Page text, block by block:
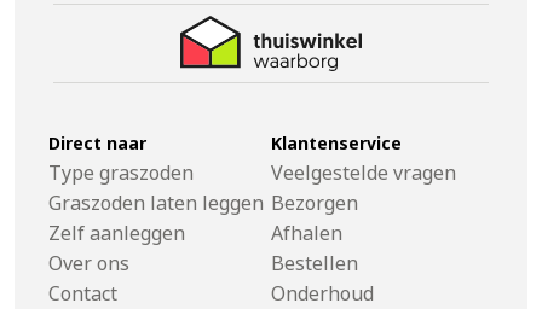
Direct naar
Type graszoden
Graszoden laten leggen
Zelf aanleggen
Over ons
Contact
Klantenservice
Veelgestelde vragen
Bezorgen
Afhalen
Bestellen
Onderhoud